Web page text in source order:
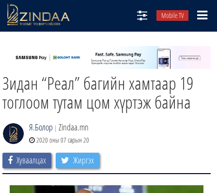
Mobile TV
ТВ8
ӨГЛӨӨНИЙ СОНИН
АУДИО ЗОХИОЛ
Зидан “Реал” багийн хамтаар 19
тоглоом тутам цом хүртэж байна
Я.Болор | Zindaa.mn
2020 оны 07 сарын 20
Хуваалцах Жиргэх